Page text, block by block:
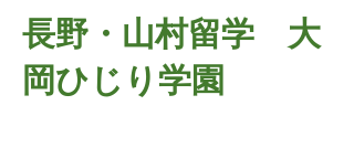
長野・山村留学 大
岡ひじり学園